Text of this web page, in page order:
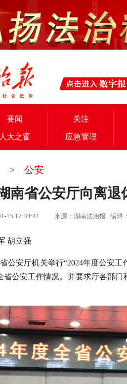
要闻 关注
人大之窗 应急管理
> 公安
南省公安厅向离退
15 17:34:41 来源：湖南法治报 | 编辑
胡立强
公安厅机关举行“2024年度公安
省公安工作情况。并要求厅各部